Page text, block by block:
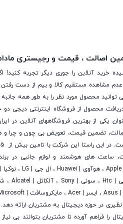
و ارتباطات
بی سیم (
نسخه 5.0
فناوری مکان‌یابی ( GPS
اصالت ، قیمت و رجیستری
خرید آنلاین را جوری دیگر تجربه کنید!
عدم مشاهده مستقیم کالا و بیم از دست رفتن
محصول مورد نظر را به طور همه جانبه
محصول از فروشگاه اینترنتی دیجی
یکی از بهترین فروشگاه­های آنلاین در
تضمین قیمت، تعویض بی چون و چرا و
ساعت های هوشمند و لوازم جانبی در
در حوزه دیجیتال به مشتریان ارائه
را فراهم آورده تا مشتریان بتوانند بی